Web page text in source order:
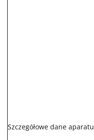
Szczegółowe dane aparatu